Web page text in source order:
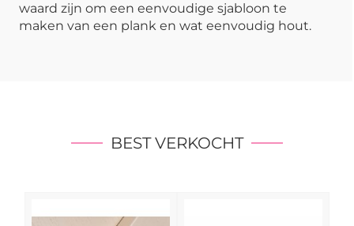
waard zijn om een eenvoudige sjabloon te
maken van een plank en wat eenvoudig hout.
BEST VERKOCHT